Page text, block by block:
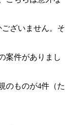
ございません。そ
案件がありまし
のものが4件（た